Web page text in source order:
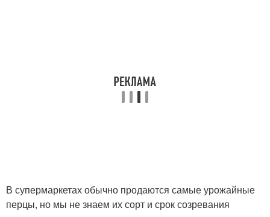
В супермаркетах обычно продаются самые урожайные
перцы, но мы не знаем их сорт и срок созревания